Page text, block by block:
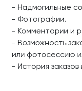
- Надмогильные
- Фотографии.
- Комментарии и
- Возможность
или фотосессию
- История